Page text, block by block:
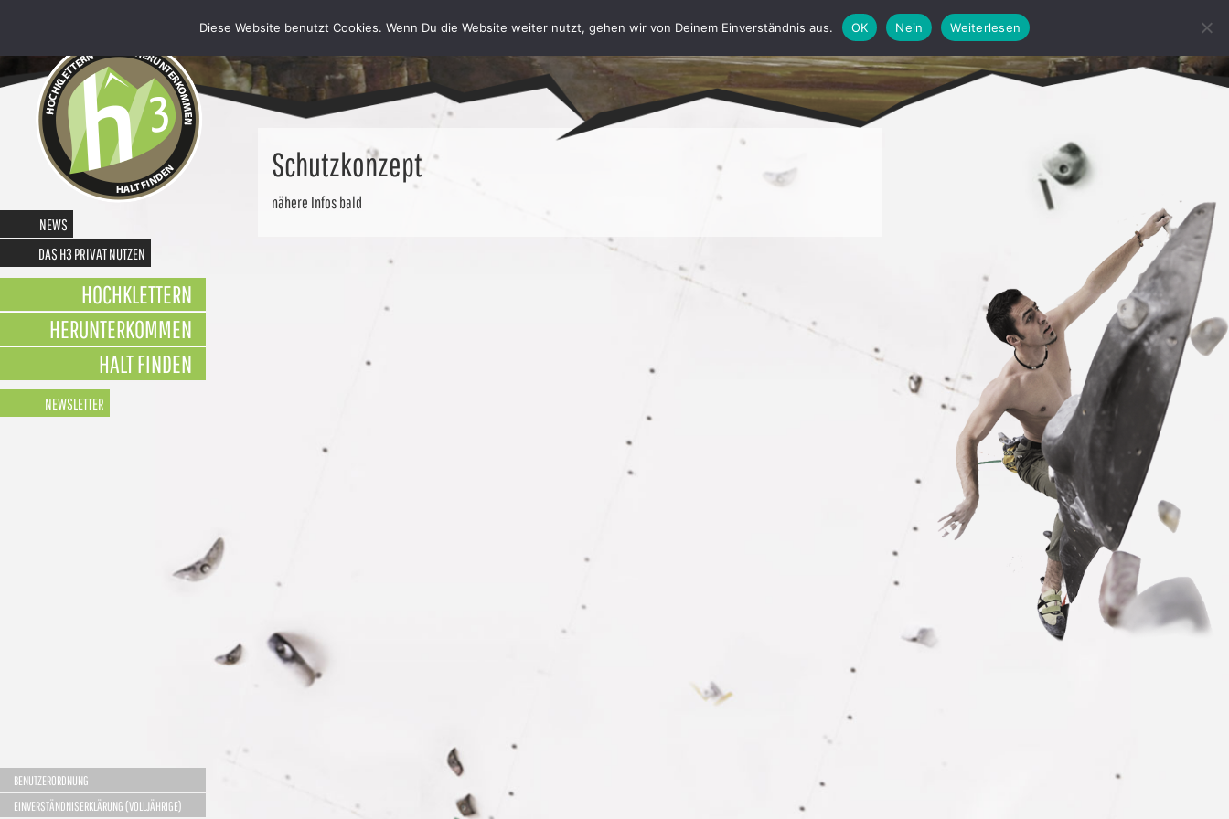
NEWS
HOCHKLETTERN
HERUNTERKOMMEN
HALT FINDEN
DAS H3 PRIVAT NUTZEN
NEWSLETTER
BENUTZERORDNUNG
EINVERSTÄNDNISERKLÄRUNG (VOLLJÄHRIGE)
Schutzkonzept
nähere Infos bald
Diese Website benutzt Cookies. Wenn Du die Website weiter nutzt, gehen wir von Deinem Einverständnis aus. OK Nein Weiterlesen